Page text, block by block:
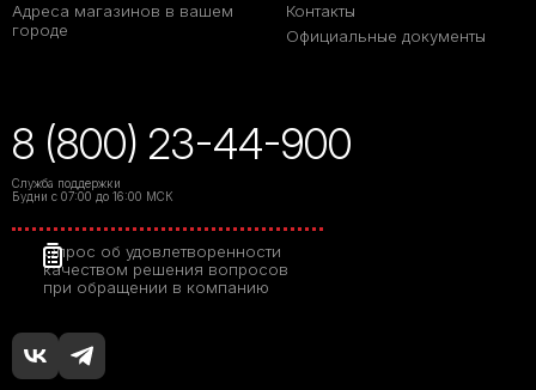
Адреса магазинов в вашем
городе
Контакты
Официальные документы
8 (800) 23-44-900
Служба поддержки
Будни с 07:00 до 16:00 МСК
Опрос об удовлетворенности
качеством решения вопросов
при обращении в компанию